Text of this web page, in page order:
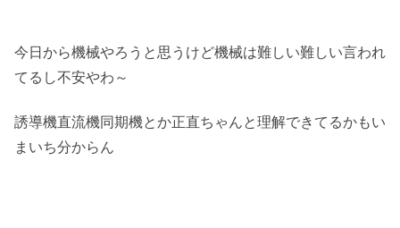
今日から機械やろうと思うけど機械は難しい難しい言われ
てるし不安やわ～
誘導機直流機同期機とか正直ちゃんと理解できてるかもい
まいち分からん